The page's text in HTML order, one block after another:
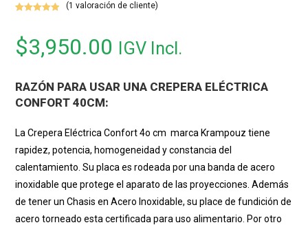
base a
valoración de
(1 valoración de cliente)
$3,950.00 IGV Incl.
RAZÓN PARA USAR UNA CREPERA ELÉCTRICA
CONFORT 40CM:
La Crepera Eléctrica Confort 4o cm marca Krampouz tiene
rapidez, potencia, homogeneidad y constancia del
calentamiento. Su placa es rodeada por una banda de acero
inoxidable que protege el aparato de las proyecciones. Además
de tener un Chasis en Acero Inoxidable, su place de fundición de
acero torneado esta certificada para uso alimentario. Por otro